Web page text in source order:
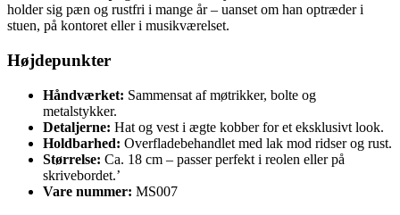
holder sig pæn og rustfri i mange år – uanset om han optræder i
stuen, på kontoret eller i musikværelset.
Højdepunkter
Håndværket: Sammensat af møtrikker, bolte og
metalstykker.
Detaljerne: Hat og vest i ægte kobber for et eksklusivt look.
Holdbarhed: Overfladebehandlet med lak mod ridser og rust.
Størrelse: Ca. 18 cm – passer perfekt i reolen eller på
skrivebordet.’
Vare nummer: MS007